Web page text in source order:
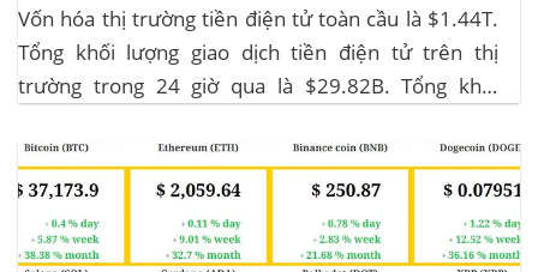
Vốn hóa thị trường tiền điện tử toàn cầu là $1.44T.
Tổng khối lượng giao dịch tiền điện tử trên thị
trường trong 24 giờ qua là $29.82B. Tổng khối
chiếm 11.77% tổng khối lượng giao dịch tiền điện tử
trong 24 giờ. Khối lượng giao dịch của...